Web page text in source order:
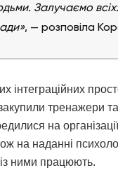
Залучаємо всіх:
, — розповіла
тренажери
на
на наданні
із ними працюють.